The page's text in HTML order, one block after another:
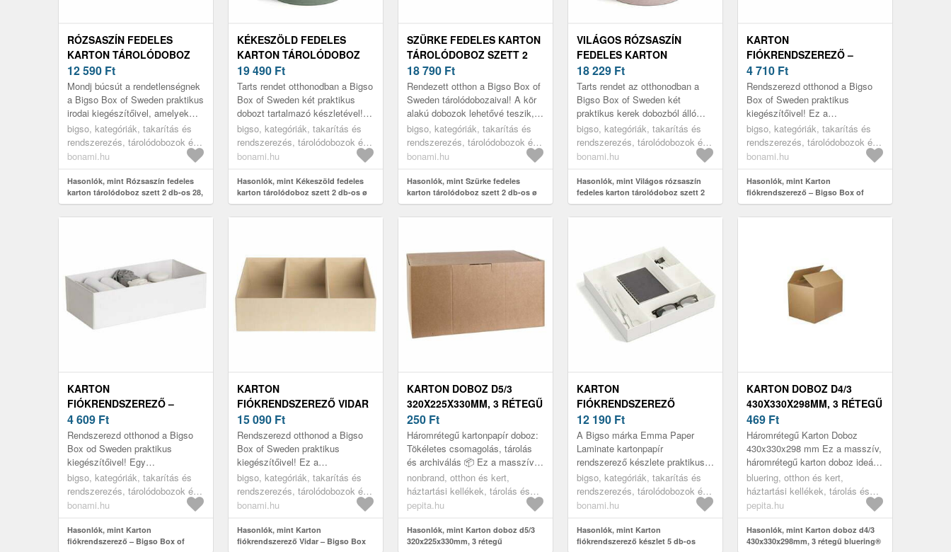
RÓZSASZÍN FEDELES
KARTON TÁROLÓDOBOZ
SZETT 2 DB-OS 28, 5X28,
5X19, 5 CM LUDVIG PAPER
LAMINATE – BIGSO
12 590 Ft
Mondj búcsút a rendetlenségnek
a Bigso Box of Sweden praktikus
irodai kiegészítőivel, amelyek
segítségével minden
dokumentumot rendezetten és
stílu...
bigso, kategóriák, takarítás és
rendszerezés, tárolódobozok és
rendszerezők, tárolódobozok
bonami.hu
Hasonlók, mint Rózsaszín fedeles
karton tárolódoboz szett 2 db-os 28,
5x28, 5x19, 5 cm Ludvig Paper
Laminate – Bigso
KÉKESZÖLD FEDELES
KARTON TÁROLÓDOBOZ
SZETT 2 DB-OS Ø 37, 5X25,
5 CM RUT CANVAS PAPER
LAMINATE – BIGSO
19 490 Ft
Tarts rendet otthonodban a Bigso
Box of Sweden két praktikus
dobozt tartalmazó készletével!
Szilárd szerkezetüket
funkcionális és dekoratív
szegecs...
bigso, kategóriák, takarítás és
rendszerezés, tárolódobozok és
rendszerezők, tárolódobozok
bonami.hu
Hasonlók, mint Kékeszöld fedeles
karton tárolódoboz szett 2 db-os ø
37, 5x25, 5 cm Rut Canvas Paper
Laminate – Bigso
SZÜRKE FEDELES KARTON
TÁROLÓDOBOZ SZETT 2
DB-OS Ø 37, 5X25, 5 CM
RUT CANVAS PAPER
LAMINATE – BIGSO
18 790 Ft
Rendezett otthon a Bigso Box of
Sweden tárolódobozaival! A kör
alakú dobozok lehetővé teszik,
hogy praktikus módon tárold a
kalapokat, sálakat vagy...
bigso, kategóriák, takarítás és
rendszerezés, tárolódobozok és
rendszerezők, tárolódobozok
bonami.hu
Hasonlók, mint Szürke fedeles
karton tárolódoboz szett 2 db-os ø
37, 5x25, 5 cm Rut Canvas Paper
Laminate – Bigso
VILÁGOS RÓZSASZÍN
FEDELES KARTON
TÁROLÓDOBOZ SZETT 2
DB-OS Ø 37, 5X25 CM RUT
RESTORE PAPER LAMINATE
– BIGSO
18 229 Ft
Tarts rendet az otthonodban a
Bigso Box of Sweden két
praktikus kerek dobozból álló
készletével! Szilárd
szerkezetüket funkcionális és
dekoratív sz...
bigso, kategóriák, takarítás és
rendszerezés, tárolódobozok és
rendszerezők, tárolódobozok
bonami.hu
Hasonlók, mint Világos rózsaszín
fedeles karton tárolódoboz szett 2
db-os ø 37, 5x25 cm Rut Restore
Paper Laminate – Bigso
KARTON
FIÓKRENDSZEREZŐ –
BIGSO BOX OF SWEDEN
4 710 Ft
Rendszerezd otthonod a Bigso
Box of Sweden praktikus
kiegészítőivel! Ez a
fiókrendszerező segít a lehető
legjobban kihasználni a helyet,
és rendeze...
bigso, kategóriák, takarítás és
rendszerezés, tárolódobozok és
rendszerezők, rendszerezők,
bonami.hu
Hasonlók, mint Karton
fiókrendszerező – Bigso Box of
Sweden
KARTON
FIÓKRENDSZEREZŐ –
BIGSO BOX OF SWEDEN
4 609 Ft
Rendszerezd otthonod a Bigso
Box od Sweden praktikus
kiegészítőivel! Egy
fiókrendszerező segít a lehető
legjobban kihasználni a helyet,
és rendezet...
bigso, kategóriák, takarítás és
rendszerezés, tárolódobozok és
rendszerezők, rendszerezők,
bonami.hu
Hasonlók, mint Karton
fiókrendszerező – Bigso Box of
KARTON
FIÓKRENDSZEREZŐ VIDAR
– BIGSO BOX OF SWEDEN
15 090 Ft
Rendszerezd otthonod a Bigso
Box of Sweden praktikus
kiegészítőivel! Ez a
fiókrendszerező 3 részre van
osztva, így mindig könnyen
megtalálod benne,...
bigso, kategóriák, takarítás és
rendszerezés, tárolódobozok és
rendszerezők, rendszerezők,
bonami.hu
Hasonlók, mint Karton
fiókrendszerező Vidar – Bigso Box
KARTON DOBOZ D5/3
320X225X330MM, 3 RÉTEGŰ
250 Ft
Háromrétegű kartonpapír doboz:
Tökéletes csomagolás, tárolás
és archiválás 📦 Ez a masszív,
háromrétegű kartonpapír doboz
ideális megoldás a különbö...
nonbrand, otthon és kert,
háztartási kellékek, tárolás és
rendszerezés, tárolódobozok és
pepita.hu
Hasonlók, mint Karton doboz d5/3
320x225x330mm, 3 rétegű
KARTON
FIÓKRENDSZEREZŐ
KÉSZLET 5 DB-OS EMMA
PAPER LAMINATE – BIGSO
12 190 Ft
A Bigso márka Emma Paper
Laminate kartonpapír
rendszerező készlete praktikus
megoldást kínál a fiókok rendben
tartásához. Írószerek,
szemüvegek, je...
bigso, kategóriák, takarítás és
rendszerezés, tárolódobozok és
rendszerezők, rendszerezők,
bonami.hu
Hasonlók, mint Karton
fiókrendszerező készlet 5 db-os
KARTON DOBOZ D4/3
430X330X298MM, 3 RÉTEGŰ
BLUERING®
469 Ft
Háromrétegű Karton Doboz
430x330x298 mm Ez a masszív,
háromrétegű karton doboz ideális
megoldás különböző áruk
biztonságos szállításához és
tárolás...
bluering, otthon és kert,
háztartási kellékek, tárolás és
rendszerezés, tárolódobozok és
pepita.hu
Hasonlók, mint Karton doboz d4/3
430x330x298mm, 3 rétegű bluering®